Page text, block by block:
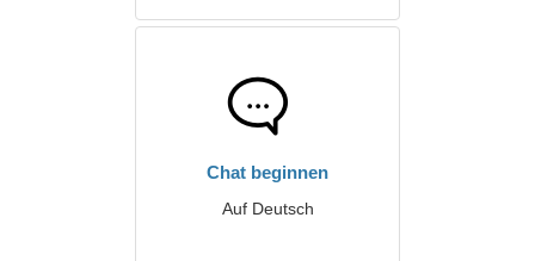
Chat beginnen
Auf Deutsch